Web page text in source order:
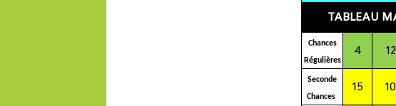
TABLEAU
Chances
Régulières
4 12
Seconde
Chances
15 10